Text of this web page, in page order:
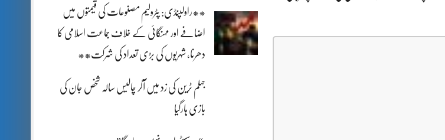
**راولپنڈی: پٹرولیم مصنوعات کی قیمتوں میں
اضافے اور مہنگائی کے خلاف جماعت اسلامی کا
دھرنا، شہریوں کی بڑی تعداد کی شرکت**
جہلم ٹرین کی زد میں آکر چالیس سالہ شخص جان کی
بازی ہارگیا